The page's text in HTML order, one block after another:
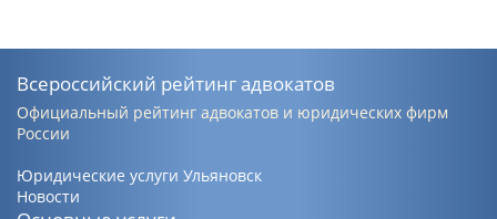
Всероссийский рейтинг адвокатов
Официальный рейтинг адвокатов и юридических фирм
России
Юридические услуги Ульяновск
Новости